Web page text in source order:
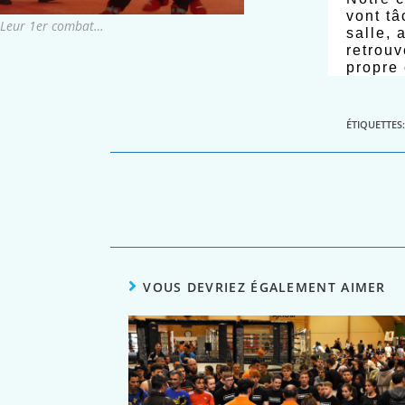
Leur 1er combat…
vont
salle,
propre
ÉTIQUETTES
VOUS DEVRIEZ ÉGALEMENT AIMER